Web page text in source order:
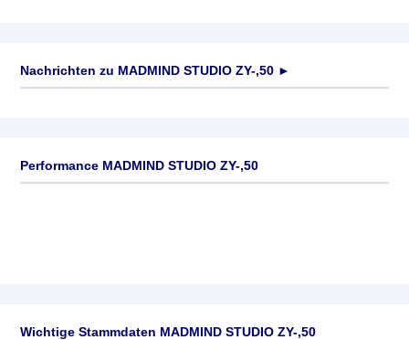
Nachrichten zu MADMIND STUDIO ZY-,50 ►
Performance MADMIND STUDIO ZY-,50
Wichtige Stammdaten MADMIND STUDIO ZY-,50